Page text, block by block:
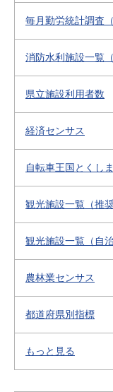
毎月勤労統計調査
消防水利施設一覧
県立施設利用者数
経済センサス
自転車王国とくし
観光施設一覧（推
観光施設一覧（自
農林業センサス
都道府県別指標
もっと見る